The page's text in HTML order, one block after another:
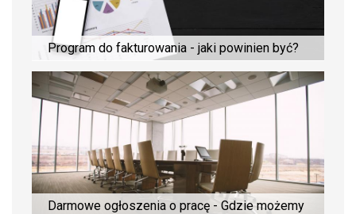
Program do fakturowania - jaki powinien być?
Darmowe ogłoszenia o pracę - Gdzie możemy